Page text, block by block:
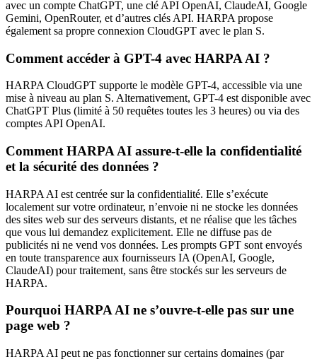
avec un compte ChatGPT, une clé API OpenAI, ClaudeAI, Google
Gemini, OpenRouter, et d’autres clés API. HARPA propose
également sa propre connexion CloudGPT avec le plan S.
Comment accéder à GPT-4 avec HARPA AI ?
HARPA CloudGPT supporte le modèle GPT-4, accessible via une
mise à niveau au plan S. Alternativement, GPT-4 est disponible avec
ChatGPT Plus (limité à 50 requêtes toutes les 3 heures) ou via des
comptes API OpenAI.
Comment HARPA AI assure-t-elle la confidentialité
et la sécurité des données ?
HARPA AI est centrée sur la confidentialité. Elle s’exécute
localement sur votre ordinateur, n’envoie ni ne stocke les données
des sites web sur des serveurs distants, et ne réalise que les tâches
que vous lui demandez explicitement. Elle ne diffuse pas de
publicités ni ne vend vos données. Les prompts GPT sont envoyés
en toute transparence aux fournisseurs IA (OpenAI, Google,
ClaudeAI) pour traitement, sans être stockés sur les serveurs de
HARPA.
Pourquoi HARPA AI ne s’ouvre-t-elle pas sur une
page web ?
HARPA AI peut ne pas fonctionner sur certains domaines (par